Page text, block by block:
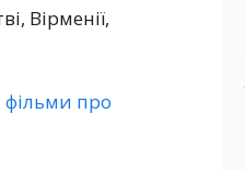
Вірменії,
фільми про